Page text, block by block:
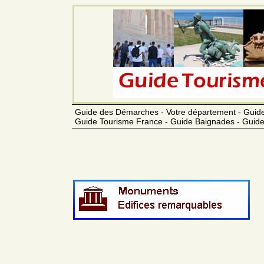
Guide des Démarches - Votre département -
Guide Tourisme France - Guide Baignades -